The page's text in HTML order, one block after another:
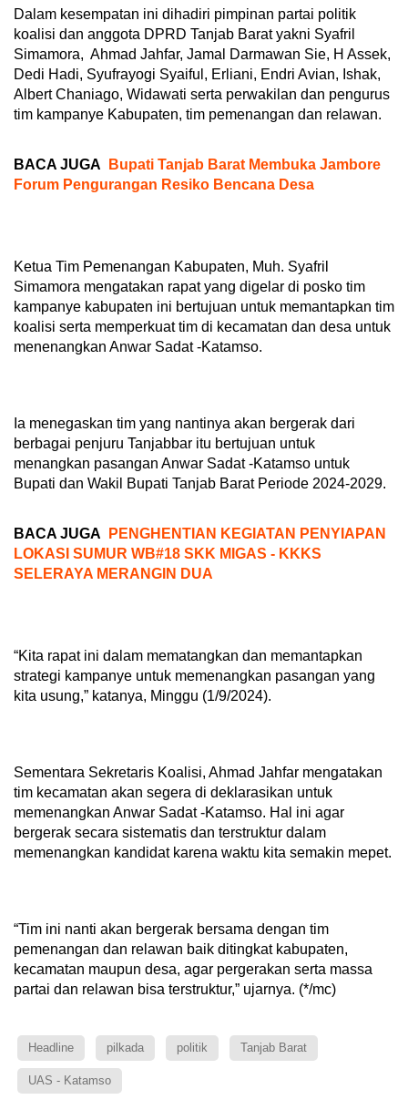
Dalam kesempatan ini dihadiri pimpinan partai politik
koalisi dan anggota DPRD Tanjab Barat yakni Syafril
Simamora, Ahmad Jahfar, Jamal Darmawan Sie, H Assek,
Dedi Hadi, Syufrayogi Syaiful, Erliani, Endri Avian, Ishak,
Albert Chaniago, Widawati serta perwakilan dan pengurus
tim kampanye Kabupaten, tim pemenangan dan relawan.
BACA JUGA
Bupati Tanjab Barat Membuka Jambore
Forum Pengurangan Resiko Bencana Desa
Ketua Tim Pemenangan Kabupaten, Muh. Syafril
Simamora mengatakan rapat yang digelar di posko tim
kampanye kabupaten ini bertujuan untuk memantapkan tim
koalisi serta memperkuat tim di kecamatan dan desa untuk
menenangkan Anwar Sadat -Katamso.
Ia menegaskan tim yang nantinya akan bergerak dari
berbagai penjuru Tanjabbar itu bertujuan untuk
menangkan pasangan Anwar Sadat -Katamso untuk
Bupati dan Wakil Bupati Tanjab Barat Periode 2024-2029.
BACA JUGA
PENGHENTIAN KEGIATAN PENYIAPAN
LOKASI SUMUR WB#18 SKK MIGAS - KKKS
SELERAYA MERANGIN DUA
“Kita rapat ini dalam mematangkan dan memantapkan
strategi kampanye untuk memenangkan pasangan yang
kita usung,” katanya, Minggu (1/9/2024).
Sementara Sekretaris Koalisi, Ahmad Jahfar mengatakan
tim kecamatan akan segera di deklarasikan untuk
memenangkan Anwar Sadat -Katamso. Hal ini agar
bergerak secara sistematis dan terstruktur dalam
memenangkan kandidat karena waktu kita semakin mepet.
“Tim ini nanti akan bergerak bersama dengan tim
pemenangan dan relawan baik ditingkat kabupaten,
kecamatan maupun desa, agar pergerakan serta massa
partai dan relawan bisa terstruktur,” ujarnya. (*/mc)
Headline pilkada politik Tanjab Barat
UAS - Katamso